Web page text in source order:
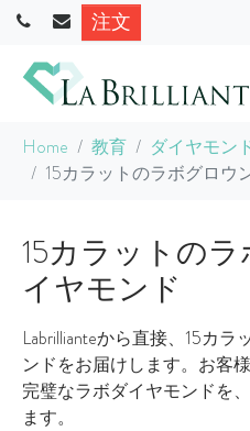
Skip to main content
注文
You are here:
Home 教育
ダイヤモン
15カラットのラボグロウ
15カラットの
イヤモンド
Labrillianteから直接、15カ
ンドをお届けします。お客
完璧なラボダイヤモンドを
ます。